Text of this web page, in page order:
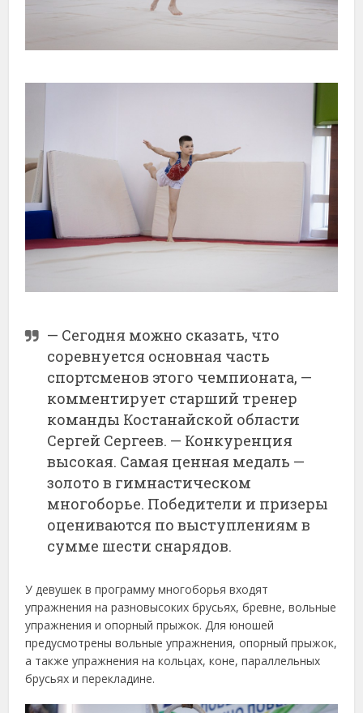
— Сегодня можно сказать, что
соревнуется основная часть
спортсменов этого чемпионата, —
комментирует старший тренер
команды Костанайской области
Сергей Сергеев. — Конкуренция
высокая. Самая ценная медаль —
золото в гимнастическом
многоборье. Победители и призеры
оцениваются по выступлениям в
сумме шести снарядов.
У девушек в программу многоборья входят
упражнения на разновысоких брусьях, бревне, вольные
упражнения и опорный прыжок. Для юношей
предусмотрены вольные упражнения, опорный прыжок,
а также упражнения на кольцах, коне, параллельных
брусьях и перекладине.